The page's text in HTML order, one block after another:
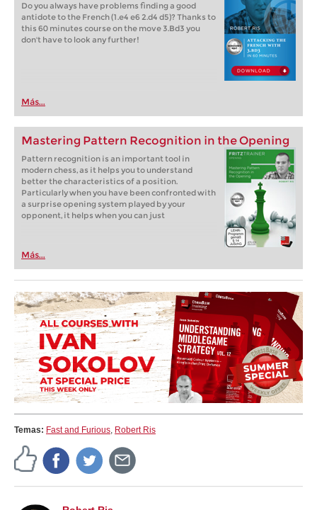
Do you always have problems finding a good
antidote to the French (1.e4 e6 2.d4 d5)? Thanks to
this 60 minutes course on the move 3.Bd3 you
don't have to look any further!
Más...
Mastering Pattern Recognition in the Opening
Pattern recognition is an important tool in
modern chess, as it helps you to understand
better the characteristics of a position.
Particularly when you have been confronted with
a surprise opening system played by your
opponent, it helps when you can just
Más...
Temas: Fast and Furious, Robert Ris